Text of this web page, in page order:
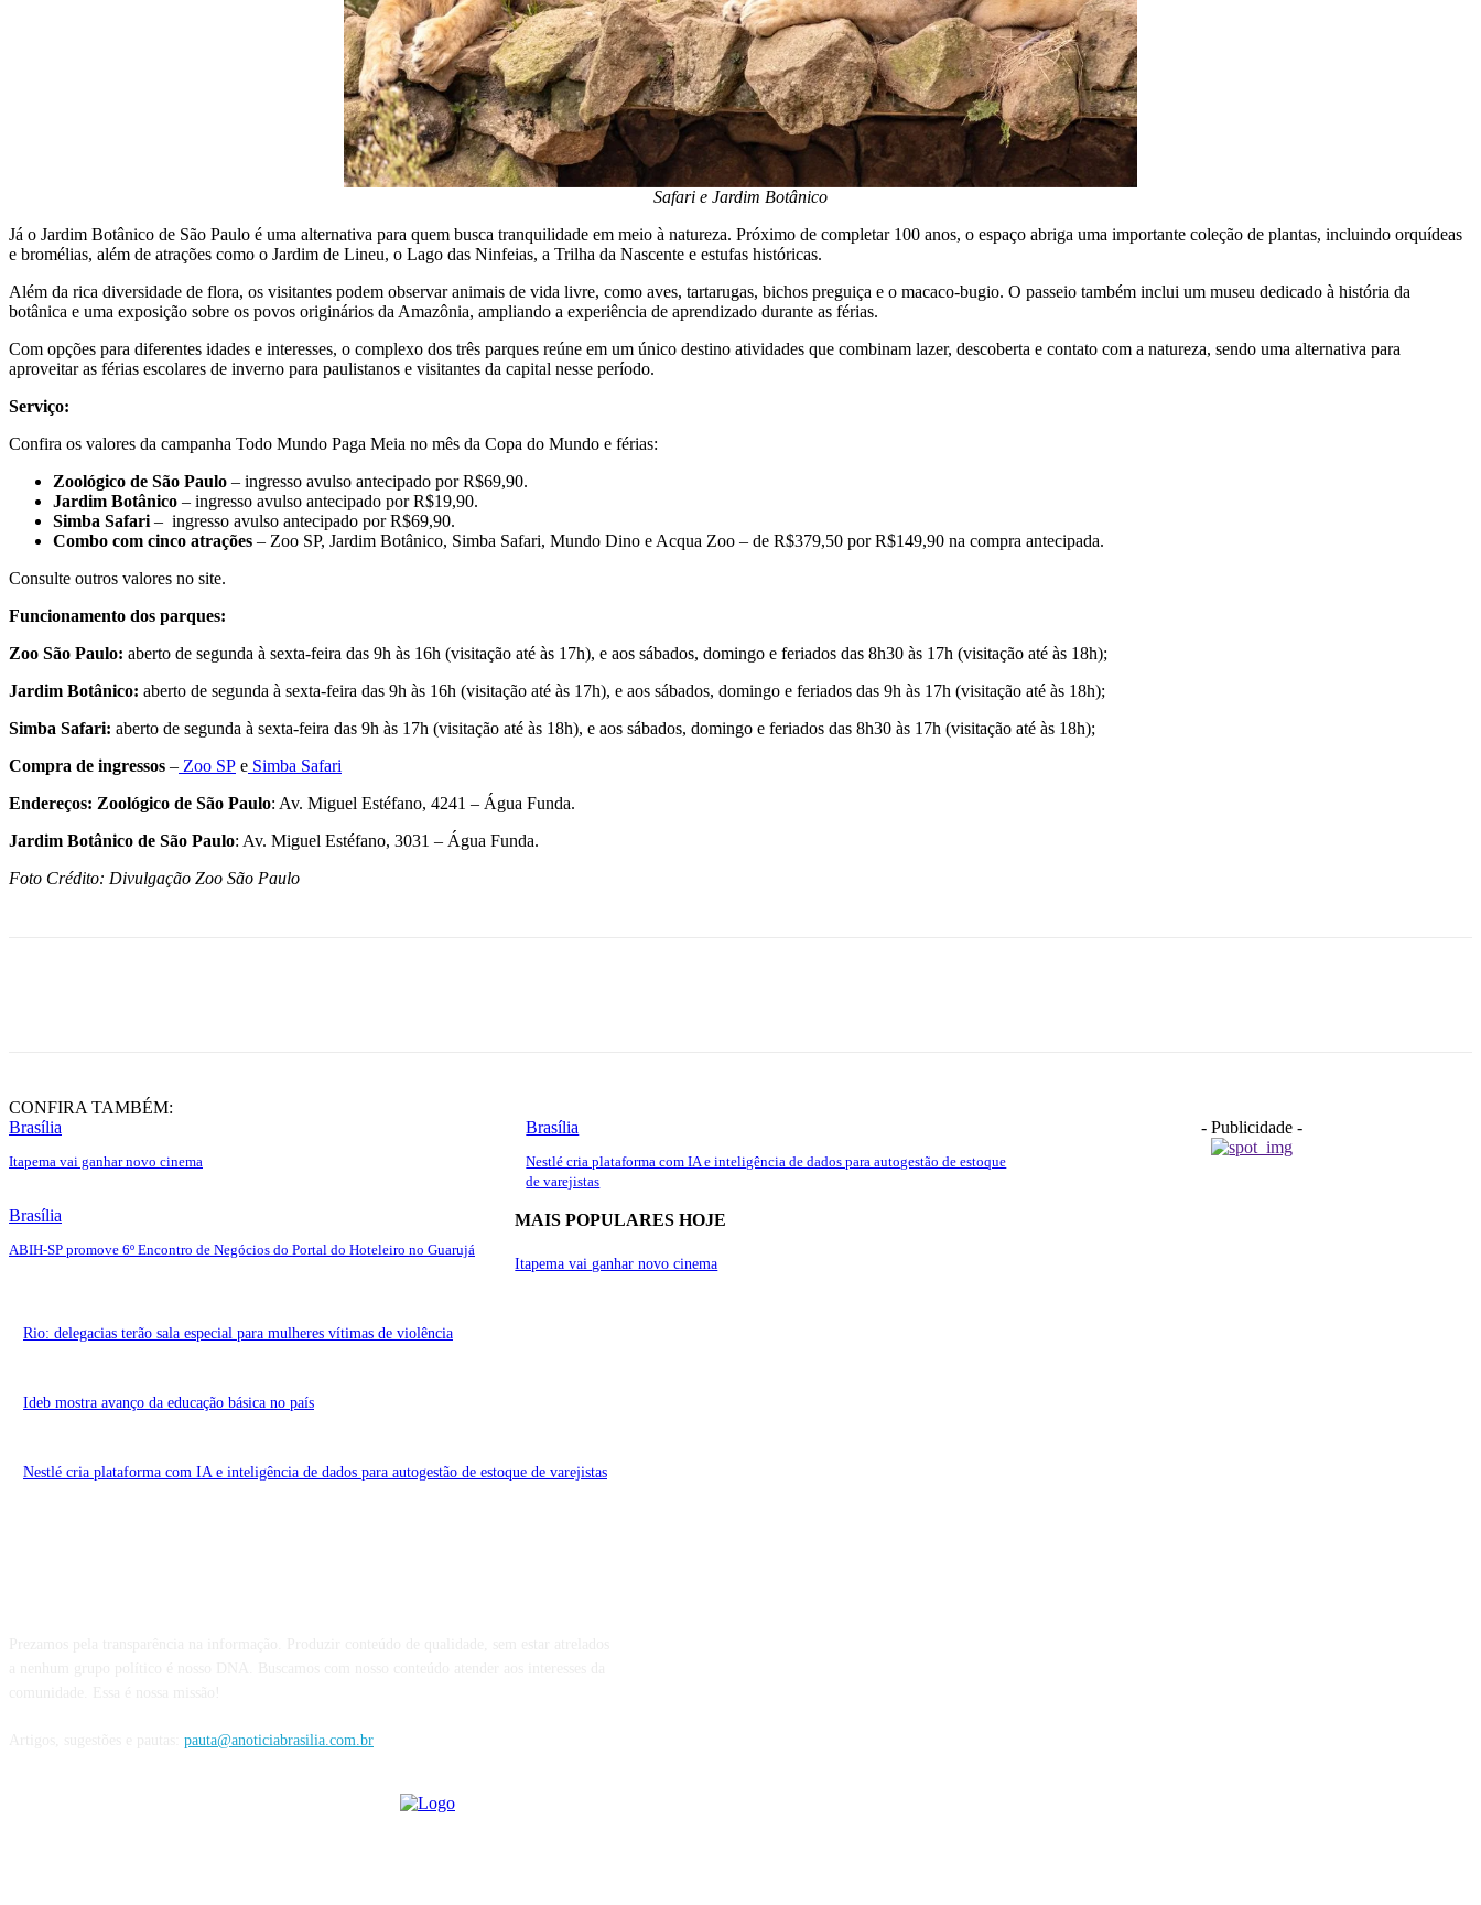
Safari e Jardim Botânico
Já o Jardim Botânico de São Paulo é uma alternativa para quem busca tranquilidade em meio à natureza. Próximo de completar 100 anos, o espaço abriga uma importante coleção de plantas, incluindo orquídeas
e bromélias, além de atrações como o Jardim de Lineu, o Lago das Ninfeias, a Trilha da Nascente e estufas históricas.
Além da rica diversidade de flora, os visitantes podem observar animais de vida livre, como aves, tartarugas, bichos preguiça e o macaco-bugio. O passeio também inclui um museu dedicado à história da
botânica e uma exposição sobre os povos originários da Amazônia, ampliando a experiência de aprendizado durante as férias.
Com opções para diferentes idades e interesses, o complexo dos três parques reúne em um único destino atividades que combinam lazer, descoberta e contato com a natureza, sendo uma alternativa para
aproveitar as férias escolares de inverno para paulistanos e visitantes da capital nesse período.
Serviço:
Confira os valores da campanha Todo Mundo Paga Meia no mês da Copa do Mundo e férias:
Zoológico de São Paulo – ingresso avulso antecipado por R$69,90.
Jardim Botânico – ingresso avulso antecipado por R$19,90.
Simba Safari – ingresso avulso antecipado por R$69,90.
Combo com cinco atrações – Zoo SP, Jardim Botânico, Simba Safari, Mundo Dino e Acqua Zoo – de R$379,50 por R$149,90 na compra antecipada.
Consulte outros valores no site.
Funcionamento dos parques:
Zoo São Paulo: aberto de segunda à sexta-feira das 9h às 16h (visitação até às 17h), e aos sábados, domingo e feriados das 8h30 às 17h (visitação até às 18h);
Jardim Botânico: aberto de segunda à sexta-feira das 9h às 16h (visitação até às 17h), e aos sábados, domingo e feriados das 9h às 17h (visitação até às 18h);
Simba Safari: aberto de segunda à sexta-feira das 9h às 17h (visitação até às 18h), e aos sábados, domingo e feriados das 8h30 às 17h (visitação até às 18h);
Compra de ingressos – Zoo SP e Simba Safari
Endereços: Zoológico de São Paulo: Av. Miguel Estéfano, 4241 – Água Funda.
Jardim Botânico de São Paulo: Av. Miguel Estéfano, 3031 – Água Funda.
Foto Crédito: Divulgação Zoo São Paulo
CONFIRA TAMBÉM:
Brasília
Itapema vai ganhar novo cinema
Brasília
Nestlé cria plataforma com IA e inteligência de dados para autogestão de estoque
de varejistas
Brasília
ABIH-SP promove 6º Encontro de Negócios do Portal do Hoteleiro no Guarujá
- Publicidade -
MAIS POPULARES HOJE
Itapema vai ganhar novo cinema
Rio: delegacias terão sala especial para mulheres vítimas de violência
Ideb mostra avanço da educação básica no país
Nestlé cria plataforma com IA e inteligência de dados para autogestão de estoque de varejistas
pauta@anoticiabrasilia.com.br